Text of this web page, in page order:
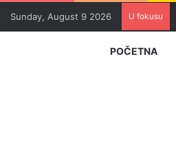
Sunday, August 9 2026 U fokusu
POČETNA